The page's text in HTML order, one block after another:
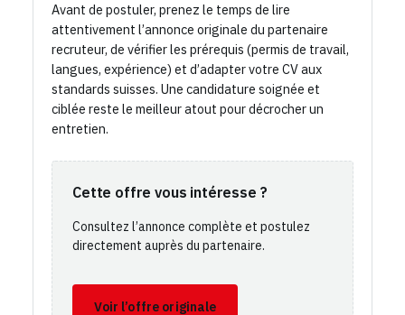
Avant de postuler, prenez le temps de lire
attentivement l’annonce originale du partenaire
recruteur, de vérifier les prérequis (permis de travail,
langues, expérience) et d’adapter votre CV aux
standards suisses. Une candidature soignée et
ciblée reste le meilleur atout pour décrocher un
entretien.
Cette offre vous intéresse ?
Consultez l’annonce complète et postulez
directement auprès du partenaire.
Voir l’offre originale